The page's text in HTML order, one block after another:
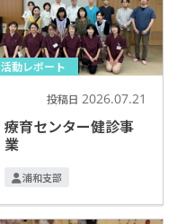
活動レポート
投稿日 2026.07.21
療育センター健診事
業
浦和支部